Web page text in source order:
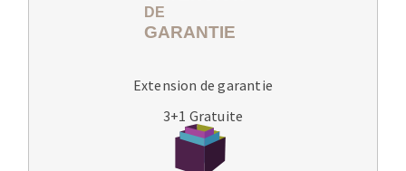
Extension de garantie
3+1 Gratuite